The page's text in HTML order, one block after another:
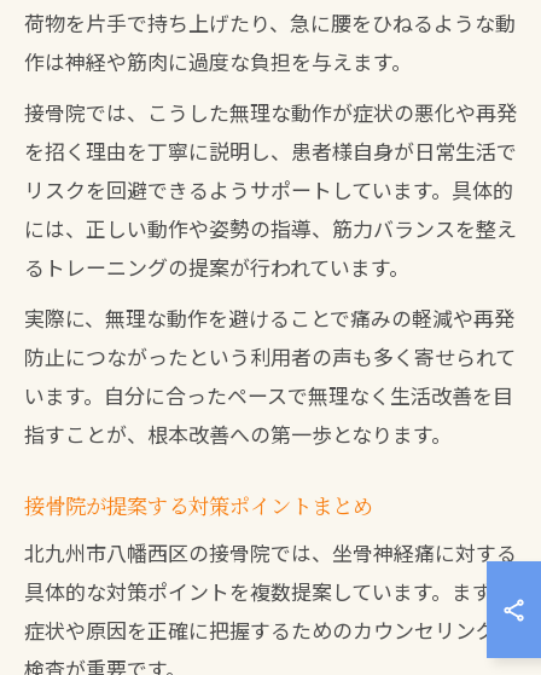
荷物を片手で持ち上げたり、急に腰をひねるような動
作は神経や筋肉に過度な負担を与えます。
接骨院では、こうした無理な動作が症状の悪化や再発
を招く理由を丁寧に説明し、患者様自身が日常生活で
リスクを回避できるようサポートしています。具体的
には、正しい動作や姿勢の指導、筋力バランスを整え
るトレーニングの提案が行われています。
実際に、無理な動作を避けることで痛みの軽減や再発
防止につながったという利用者の声も多く寄せられて
います。自分に合ったペースで無理なく生活改善を目
指すことが、根本改善への第一歩となります。
接骨院が提案する対策ポイントまとめ
北九州市八幡西区の接骨院では、坐骨神経痛に対する
具体的な対策ポイントを複数提案しています。まず、
症状や原因を正確に把握するためのカウンセリングと
検査が重要です。